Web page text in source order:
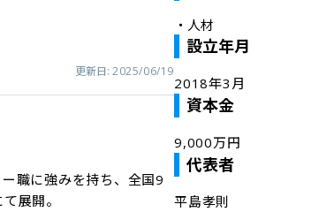
更新日: 2025/06/19
職に強みを持ち、全国9
展開。
・ 人材
設立年月
2018年3月
資本金
9,000万円
代表者
平島孝則